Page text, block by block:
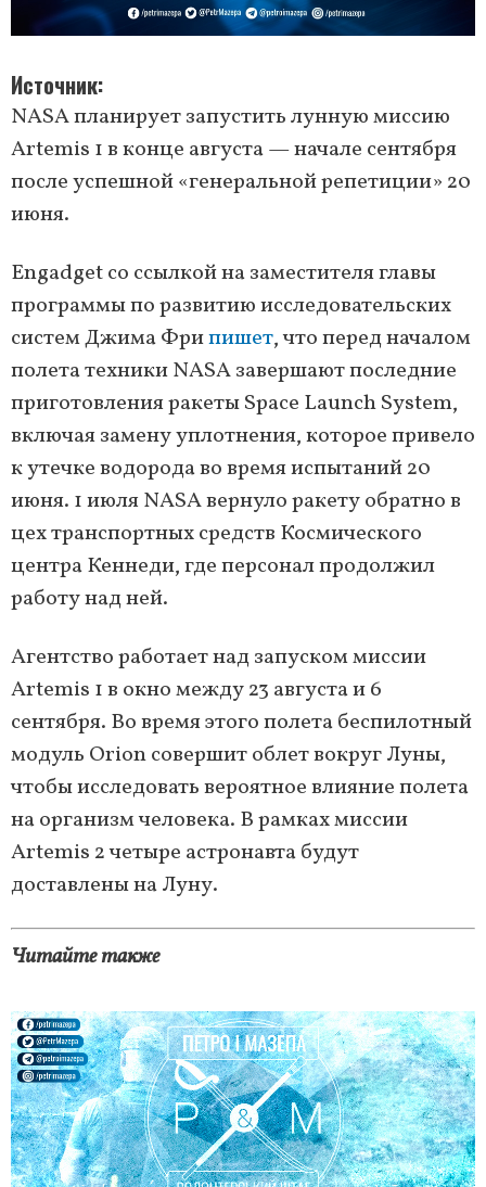
Источник
NASA планирует запустить лунную миссию
Artemis 1 в конце августа — начале сентября
после успешной «генеральной репетиции» 20
июня.
Engadget со ссылкой на заместителя главы
программы по развитию исследовательских
систем Джима Фрипишет, что перед началом
полета техники NASA завершают последние
приготовления ракеты Space Launch System,
включая замену уплотнения, которое привело
к утечке водорода во время испытаний 20
июня. 1 июля NASA вернуло ракету обратно в
цех транспортных средств Космического
центра Кеннеди, где персонал продолжил
работу над ней.
Агентство работает над запуском миссии
Artemis 1 в окно между 23 августа и 6
сентября. Во время этого полета беспилотный
модуль Orion совершит облет вокруг Луны,
чтобы исследовать вероятное влияние полета
на организм человека. В рамках миссии
Artemis 2 четыре астронавта будут
доставлены на Луну.
Читайте также